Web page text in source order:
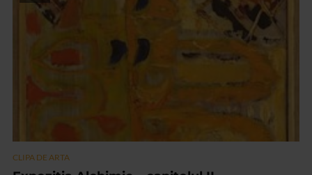
CLIPA DE ARTA